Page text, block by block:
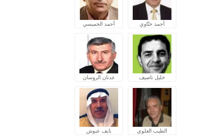
أحمد ختّاوي أحمد الخميسي
خليل ناصيف عدنان الروسان
الطيب العلوي نايف عبوش